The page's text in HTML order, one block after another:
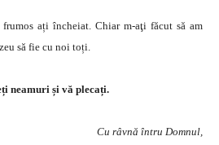
ați încheiat. Chiar m-aţi făcut să am
să fie cu noi toți.
neamuri și vă plecați.
Cu râvnă întru Domnul,